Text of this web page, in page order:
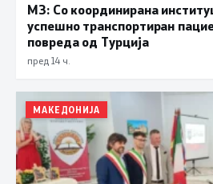
МЗ: Со координирана
успешно транспортиран
повреда од Турција
пред 14 ч.
МАКЕДОНИЈА